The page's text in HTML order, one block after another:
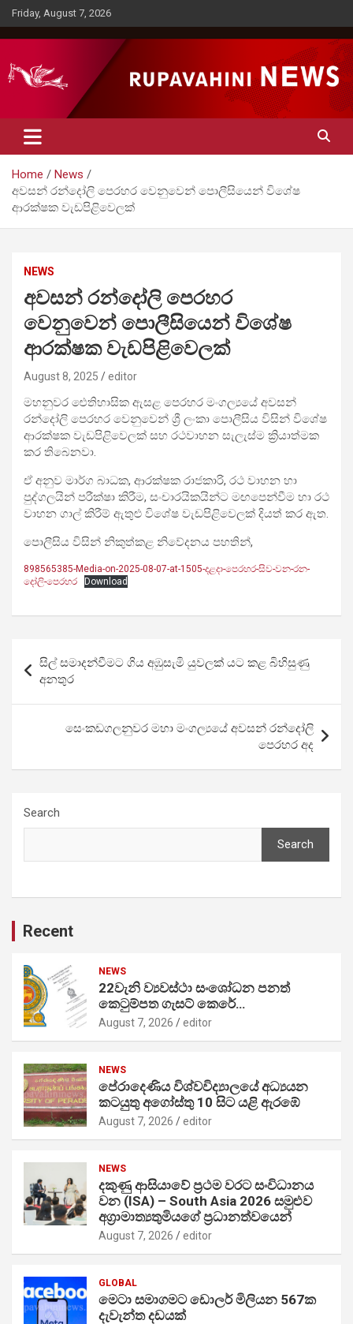
Skip
to
content
Friday, August 7, 2026
Rupavahini News
Home
News
අවසන් රන්දෝලි පෙරහර වෙනුවෙන් පොලීසියෙන් විශේෂ
ආරක්ෂක වැඩපිළිවෙලක්
NEWS
අවසන් රන්දෝලි පෙරහර
වෙනුවෙන් පොලීසියෙන් විශේෂ
ආරක්ෂක වැඩපිළිවෙලක්
August 8, 2025 editor
මහනුවර ඓතිහාසික ඇසළ පෙරහර මංගල්‍යයේ අවසන්
රන්දෝලි පෙරහර වෙනුවෙන් ශ්‍රී ලංකා පොලීසිය විසින් විශේෂ
ආරක්ෂක වැඩපිළිවෙලක් සහ රථවාහන සැලැස්ම ක්‍රියාත්මක
කර තිබෙනවා.
ඒ අනුව මාර්ග බාධක, ආරක්ෂක රාජකාරි, රථ වාහන හා
පුද්ගලයින් පරීක්ෂා කිරීම, සංචාරයිකයින්ට මඟපෙන්වීම හා රථ
වාහන ගාල් කිරීම් ඇතුළු විශේෂ වැඩපිළිවෙලක් දියත් කර ඇත.
පොලීසිය විසින් නිකුත්කළ නිවේදනය පහතින්,
898565385-Media-on-2025-08-07-at-1505-දළදා-පෙරහර-සිව-වන-රන-
දෝලි-පෙරහර
Download
Post
navigation
සිල් සමාදන්වීමට ගිය අඹුසැමි යුවලක් යට කළ බිහිසුණු
අනතුර
සෙංකඩගලනුවර මහා මංගල්‍යයේ අවසන් රන්දෝලි
පෙරහර අද
Search
Search
Recent
NEWS
22වැනි ව්‍යවස්ථා සංශෝධන පනත්
කෙටුම්පත ගැසට් කෙරේ…
August 7, 2026 editor
NEWS
පේරාදෙණිය විශ්වවිද්‍යාලයේ අධ්‍යයන
කටයුතු අගෝස්තු 10 සිට යළි ඇරඹේ
August 7, 2026 editor
NEWS
දකුණු ආසියාවේ ප්‍රථම වරට සංවිධානය
වන (ISA) – South Asia 2026 සමුළුව
අග්‍රාමාත්‍යතුමියගේ ප්‍රධානත්වයෙන්
August 7, 2026 editor
GLOBAL
මෙටා සමාගමට ඩොලර් මිලියන 567ක
දැවැන්ත දඩයක්